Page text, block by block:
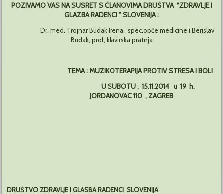
POZIVAMO VAS NA SUSRET S ČLANOVIMA DRUŠTVA “ZDRAVLJE I
GLAZBA RADENCI ” SLOVENIJA :
Dr. med. Trojnar Budak Irena, spec.opće medicine i Berislav
Budak, prof, klavirska pratnja
TEMA : MUZIKOTERAPIJA PROTIV STRESA I BOLI
U SUBOTU , 15.11.2014 u 19 h,
JORDANOVAC 110 , ZAGREB
DRUŠTVO ZDRAVLJE I GLASBA RADENCI SLOVENIJA